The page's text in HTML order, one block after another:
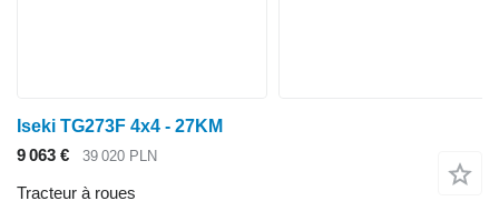
Iseki TG273F 4x4 - 27KM
9 063 €
39 020 PLN
Tracteur à roues